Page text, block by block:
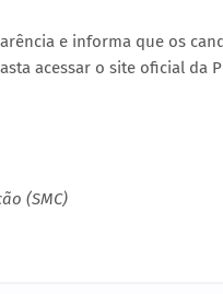
e informa que os
acessar o site oficial da
(SMC)